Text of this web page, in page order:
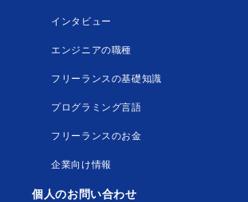
インタビュー
エンジニアの職種
フリーランスの基礎知識
プログラミング言語
フリーランスのお金
企業向け情報
個人のお問い合わせ